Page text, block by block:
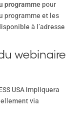
programme pour
programme et les
à l’adresse
webinaire
USA impliquera
via